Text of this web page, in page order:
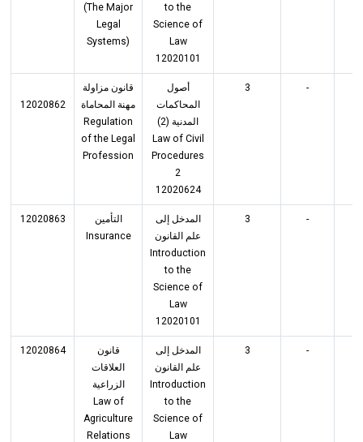
(The Major
Legal
Systems)
to the
Science of
Law
12020101
12020862
قانون مزاولة
مهنة المحاماة
Regulation
of the Legal
Profession
أصول
المحاكمات
المدنية (2)
Law of Civil
Procedures
2
12020624
3 -
12020863
التأمين
Insurance
المدخل إلى
علم القانون
Introduction
to the
Science of
Law
12020101
3 -
12020864
قانون
العلاقات
الزراعية
Law of
Agriculture
Relations
المدخل إلى
علم القانون
Introduction
to the
Science of
Law
3 -